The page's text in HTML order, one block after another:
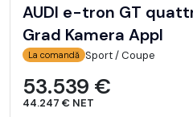
AUDI e-tron GT
Grad Kamera Appl
La comandă Sport / Coupe
53.539 €
44.247 € NET